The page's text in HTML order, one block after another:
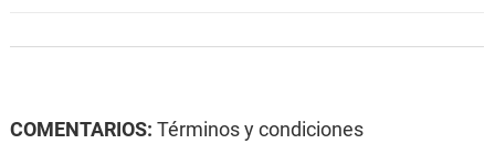
COMENTARIOS: Términos y condiciones